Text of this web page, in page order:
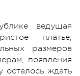
ведущая
платье,
размеров
появления
осталось ждать